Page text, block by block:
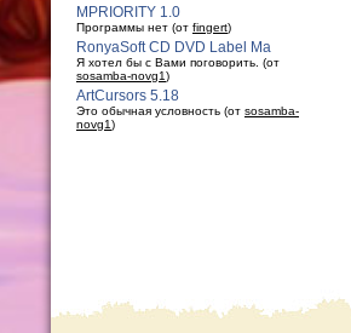
MPRIORITY 1.0
Программы нет (от fingert)
RonyaSoft CD DVD Label Ma
Я хотел бы с Вами поговорить. (от
sosamba-novg1)
ArtCursors 5.18
Это обычная условность (от sosamba-
novg1)